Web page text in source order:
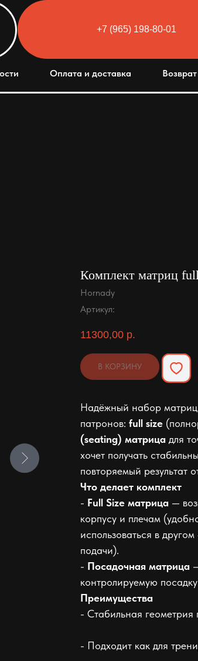
+7 (965) 198-80-01
Оплата и доставка
Html code will be here
Комплект матриц
Hornady
Артикул:
11300,00 р.
В КОРЗИНУ
Надёжный набор
патронов: full size
(seating) матрица для
хочет получать
повторяемый результат
Что делает комплект
- Full Size матрица —
корпусу и плечам
использоваться в
подачи).
- Посадочная матрица
контролируемую
Преимущества
- Стабильная геометрия
- Подходит как для